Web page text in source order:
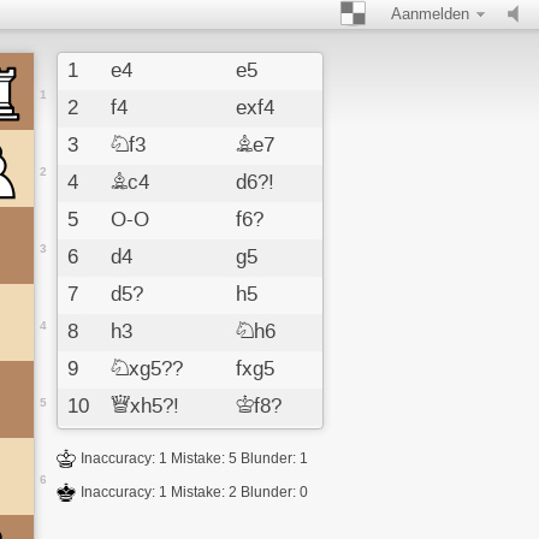
Aanmelden
1
2
3
4
5
6
1 e4 e5
2 f4 exf4
3 Nf3 Be7
4 Bc4 d6?!
5 O-O f6?
6 d4 g5
7 d5? h5
8 h3 Nh6
9 Nxg5?? fxg5
10 Qxh5?! Kf8?
11
12 Kg7
Inaccuracy: 1 Mistake: 5 Blunder: 1
Inaccuracy: 1 Mistake: 2 Blunder: 0